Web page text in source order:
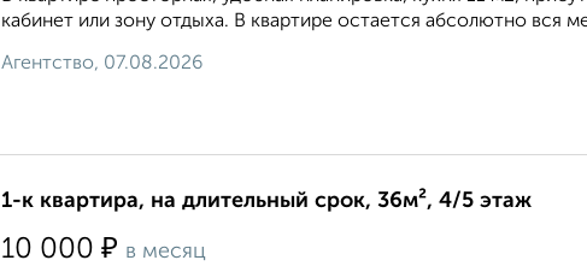
кабинет или зону отдыха. В квартире остается абсолютно вся
Агентство, 07.08.2026
1-к квартира, на длительный срок, 36м², 4/5 этаж
10 000 ₽ в месяц